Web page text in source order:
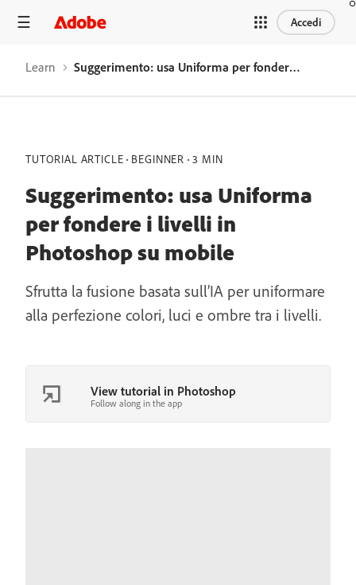
Accedi
Learn Suggerimento: usa Uniforma per fondere i livelli in Photoshop su mobile
TUTORIAL ARTICLE BEGINNER 3 MIN
Suggerimento: usa Uniforma
per fondere i livelli in
Photoshop su mobile
Sfrutta la fusione basata sull’IA per uniformare
alla perfezione colori, luci e ombre tra i livelli.
View tutorial in Photoshop
Follow along in the app